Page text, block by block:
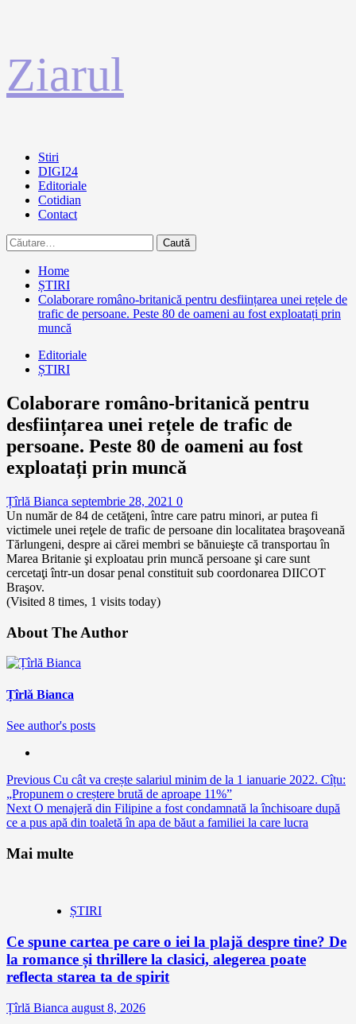
la
conținut
Ziarul
Primary
Menu
Stiri
DIGI24
Editoriale
Cotidian
Contact
Caută
după:
Home
ȘTIRI
Colaborare româno-britanică pentru desființarea unei rețele de
trafic de persoane. Peste 80 de oameni au fost exploatați prin
muncă
Editoriale
ȘTIRI
Colaborare româno-britanică pentru
desființarea unei rețele de trafic de
persoane. Peste 80 de oameni au fost
exploatați prin muncă
Țîrlă Bianca septembrie 28, 2021 0
Un număr de 84 de cetăţeni, între care patru minori, ar putea fi
victimele unei reţele de trafic de persoane din localitatea braşoveană
Tărlungeni, despre ai cărei membri se bănuieşte că transportau în
Marea Britanie şi exploatau prin muncă persoane şi care sunt
cercetaţi într-un dosar penal constituit sub coordonarea DIICOT
Braşov.
(Visited 8 times, 1 visits today)
About The Author
Țîrlă Bianca
See author's posts
Continue
Reading
Previous Cu cât va crește salariul minim de la 1 ianuarie 2022. Cîțu:
„Propunem o creștere brută de aproape 11%”
Next O menajeră din Filipine a fost condamnată la închisoare după
ce a pus apă din toaletă în apa de băut a familiei la care lucra
Mai multe
ȘTIRI
Ce spune cartea pe care o iei la plajă despre tine? De
la romance și thrillere la clasici, alegerea poate
reflecta starea ta de spirit
Țîrlă Bianca august 8, 2026